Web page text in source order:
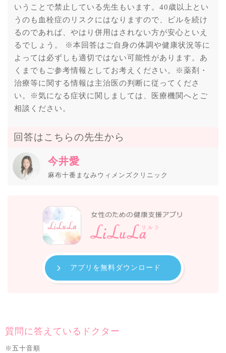
いうことで禁止している先生もいます。40歳以上とい
うのも血栓症のリスクにはなりますので、ピルを続け
るのであれば、やはり併用はされない方が安心といえ
るでしょう。 ※本回答はご自身の体調や健康状況等に
よっては必ずしも適切ではない可能性があります。あ
くまでもご参考情報としてお考えください。※薬剤・
治療等に関する情報は主治医の判断に従ってくださ
い。※気になる症状に関しましては、医療機関へとご
相談ください。
回答はこちらの先生から
今井愛
麻布十番まなみウィメンズクリニック
アプリを無料ダウンロード
質問に答えているドクター
※五十音順